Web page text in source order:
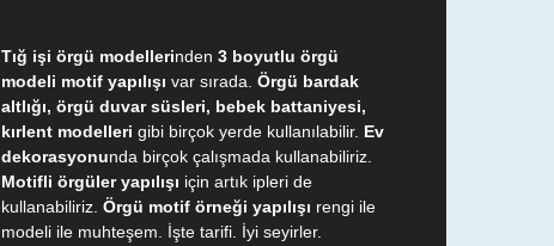
Tığ işi örgü modellerinden 3 boyutlu örgü
modeli motif yapılışı var sırada. Örgü bardak
altlığı, örgü duvar süsleri, bebek battaniyesi,
kırlent modelleri gibi birçok yerde kullanılabilir. Ev
dekorasyonunda birçok çalışmada kullanabiliriz.
Motifli örgüler yapılışı için artık ipleri de
kullanabiliriz. Örgü motif örneği yapılışı rengi ile
modeli ile muhteşem. İşte tarifi. İyi seyirler.